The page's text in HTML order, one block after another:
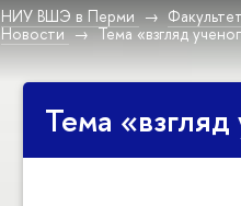
НИУ ВШЭ в Перми
Новости
Тема «взгляд
Тема